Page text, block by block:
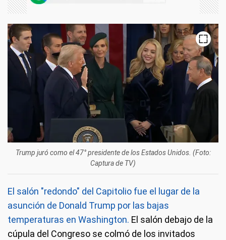
Trump juró como el 47° presidente de los Estados Unidos. (Foto:
Captura de TV)
El salón "redondo" del Capitolio fue el lugar de la
asunción de Donald Trump por las bajas
temperaturas en Washington. El salón debajo de la
cúpula del Congreso se colmó de los invitados